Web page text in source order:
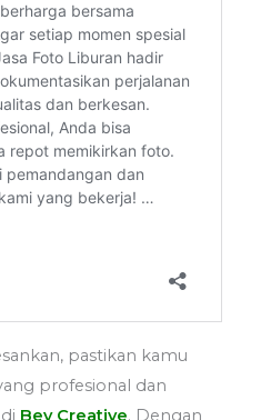
pastikan kamu
profesional dan
Bey Creative. Dengan